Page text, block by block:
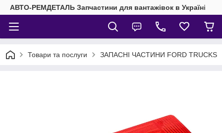
АВТО-РЕМДЕТАЛЬ Запчастини для вантажівок в Україні
Товари та послуги ЗАПАСНІ ЧАСТИНИ FORD TRUCKS